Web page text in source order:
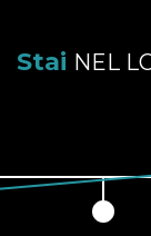
Stai NEL